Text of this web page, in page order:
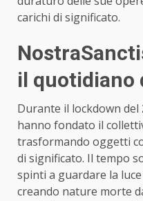
carichi di significato.
il quotidiano
Durante il lockdown del
hanno fondato il
trasformando oggetti
di significato. Il tempo
spinti a guardare la
creando nature morte